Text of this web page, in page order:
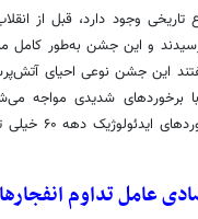
تاریخی وجود دارد، قبل از
و این جشن به‌طور کامل
برخوردهای شدیدی مواجه
مخفیانه
عامل تداوم